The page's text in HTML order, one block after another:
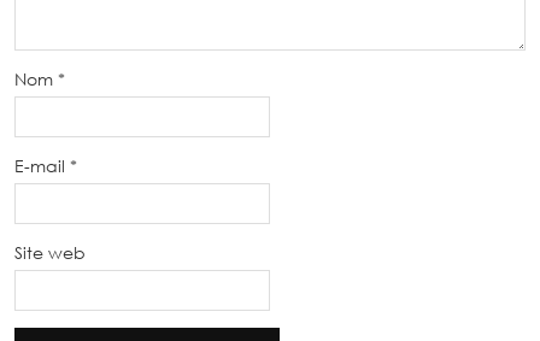
Nom *
E-mail *
Site web